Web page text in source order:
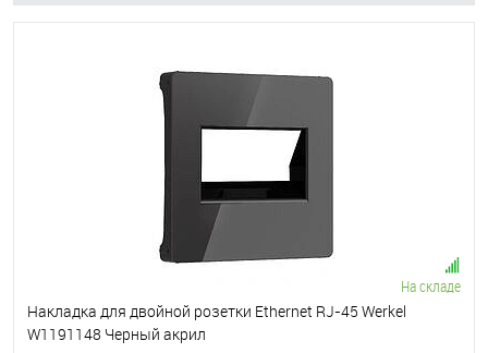
На складе
Накладка для двойной розетки Еthernet RJ-45 Werkel
W1191148 Черный акрил